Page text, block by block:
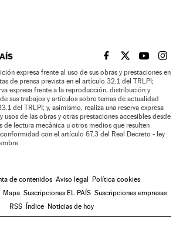
EL PAÍS BRASIL EN
EL PAÍSEL PAÍS
EL
expresa frente al uso de sus obras y prestaciones en
de prensa prevista en el artículo 32.1 del TRLPI;
expresa frente a la reproducción, distribución y
sus trabajos y artículos sobre temas de actualidad
del TRLPI; y, asimismo, realiza una reserva expresa
usos de las obras y otras prestaciones accesibles desde
de lectura mecánica u otros medios que resulten
con el artículo 67.3 del Real Decreto - ley
de contenidos Aviso legal Política cookies
Mapa Suscripciones EL PAÍS Suscripciones empresas
RSS Índice Noticias de hoy